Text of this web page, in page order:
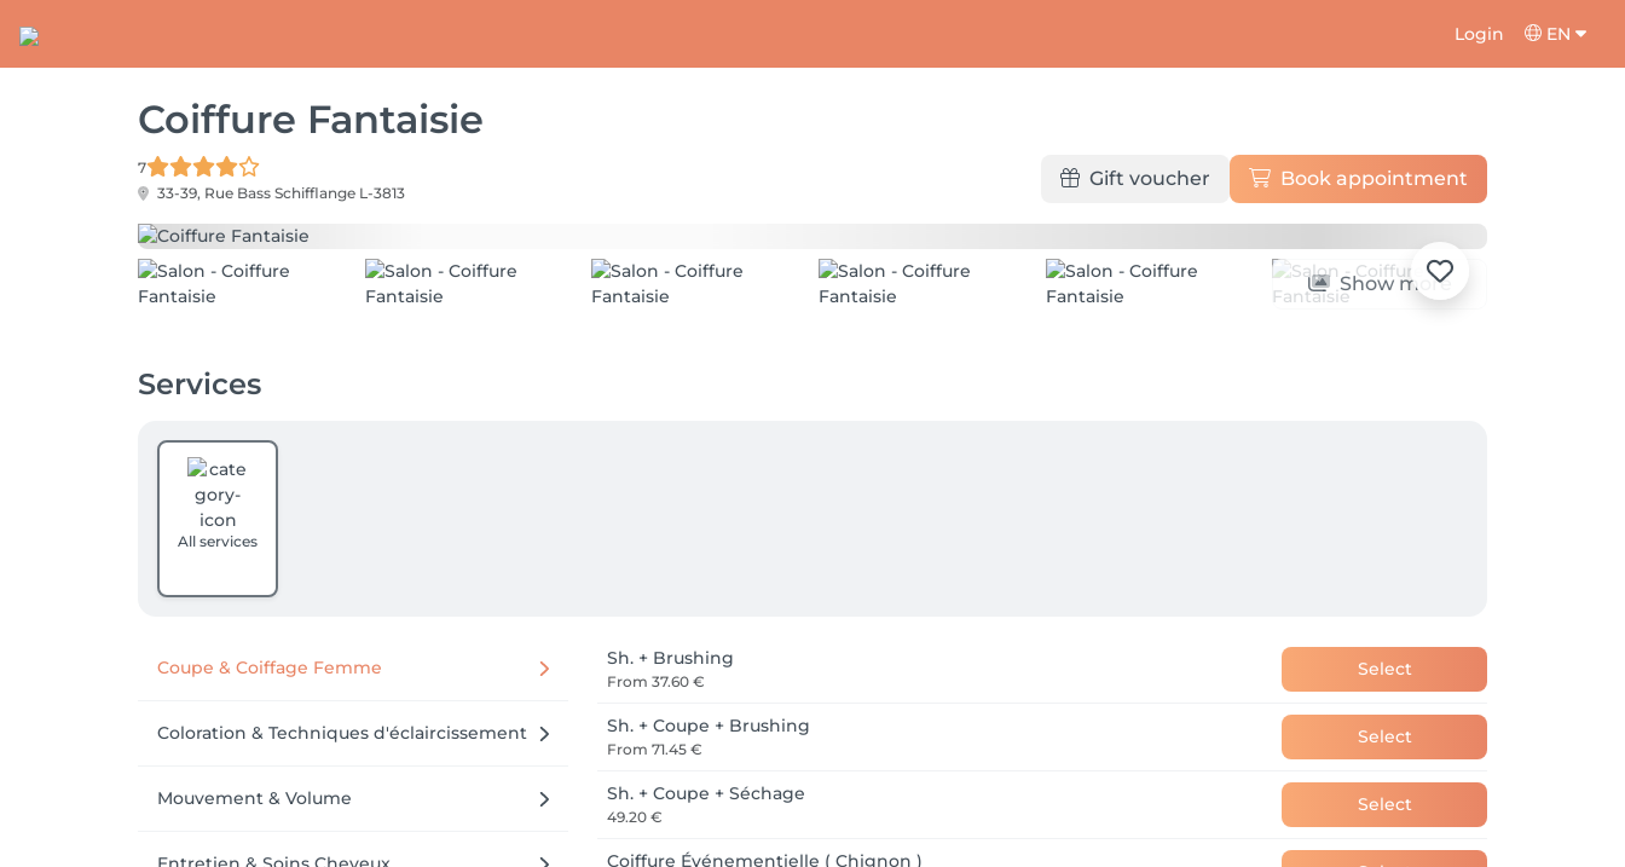
Login EN
Coiffure Fantaisie
7
33-39, Rue Bass Schifflange L-3813
Gift voucher Book appointment
Show more
Services
All services
Coupe & Coiffage Femme
Coloration & Techniques d'éclaircissement
Mouvement & Volume
Sh. + Brushing
From 37.60 €
Select
Sh. + Coupe + Brushing
From 71.45 €
Select
Sh. + Coupe + Séchage
49.20 €
Select
Coiffure Événementielle ( Chignon )